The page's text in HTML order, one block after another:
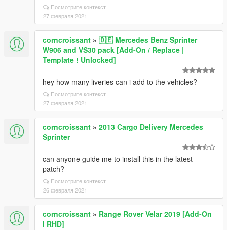
Посмотрите контекст
27 февраля 2021
corncroissant » 🇩🇪 Mercedes Benz Sprinter
W906 and VS30 pack [Add-On / Replace |
Template ! Unlocked]
hey how many liveries can i add to the vehicles?
Посмотрите контекст
27 февраля 2021
corncroissant » 2013 Cargo Delivery Mercedes
Sprinter
can anyone guide me to install this in the latest
patch?
Посмотрите контекст
26 февраля 2021
corncroissant » Range Rover Velar 2019 [Add-On
I RHD]